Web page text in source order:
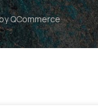
QCommerce